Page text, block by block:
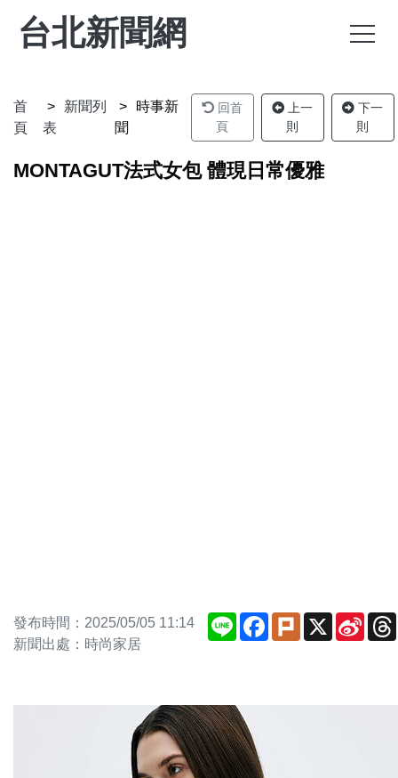
台北新聞網
首
頁
新聞列
表
時事新
聞
回首
頁
上一
則
下一
則
MONTAGUT法式女包 體現日常優雅
發布時間：2025/05/05 11:14
新聞出處：時尚家居
Line Facebook
Plurk X
Sina